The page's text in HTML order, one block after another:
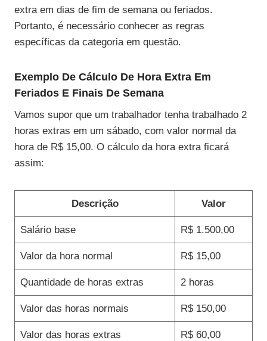
extra em dias de fim de semana ou feriados.
Portanto, é necessário conhecer as regras
específicas da categoria em questão.
Exemplo De Cálculo De Hora Extra Em
Feriados E Finais De Semana
Vamos supor que um trabalhador tenha trabalhado 2
horas extras em um sábado, com valor normal da
hora de R$ 15,00. O cálculo da hora extra ficará
assim:
Descrição Valor
Salário base R$ 1.500,00
Valor da hora normal R$ 15,00
Quantidade de horas extras 2 horas
Valor das horas normais R$ 150,00
Valor das horas extras R$ 60,00